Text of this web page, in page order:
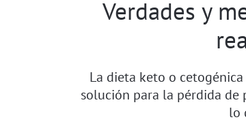
Verdades y
La dieta keto o
solución para la pérdida de
lo